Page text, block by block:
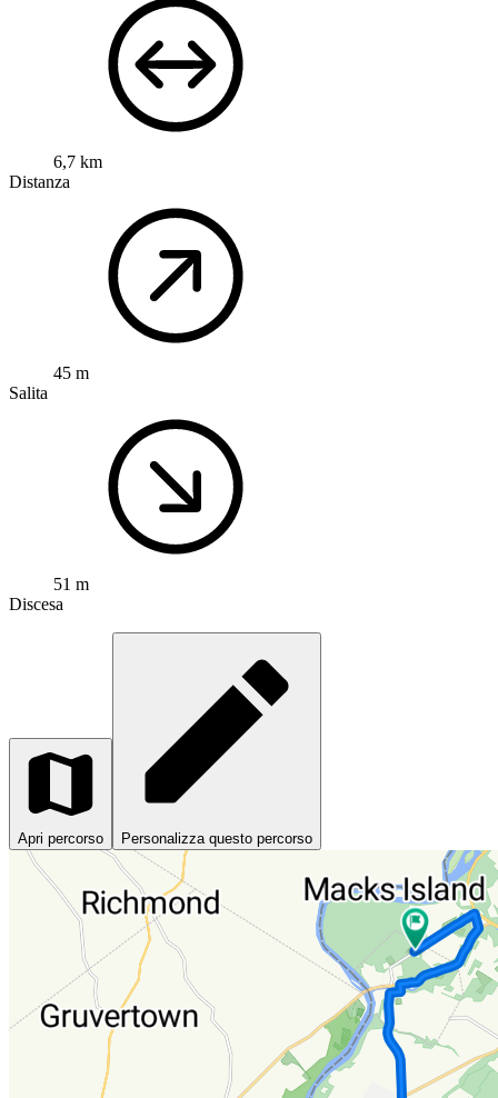
6,7 km
Distanza
45 m
Salita
51 m
Discesa
Apri percorso Personalizza questo percorso